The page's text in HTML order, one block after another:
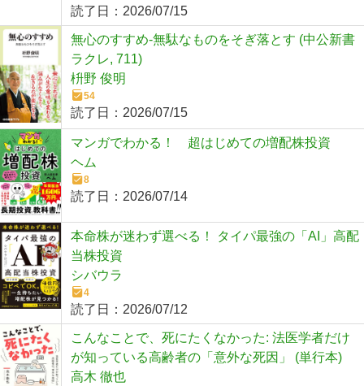
読了日： 2026/07/15
無心のすすめ-無駄なものをそぎ落とす (中公新書
ラクレ, 711)
枡野 俊明
54
読了日： 2026/07/15
マンガでわかる！ 超はじめての増配株投資
ヘム
8
読了日： 2026/07/14
本命株が迷わず選べる！ タイパ最強の「AI」高配
当株投資
シバウラ
4
読了日： 2026/07/12
こんなことで、死にたくなかった: 法医学者だけ
が知っている高齢者の「意外な死因」 (単行本)
高木 徹也